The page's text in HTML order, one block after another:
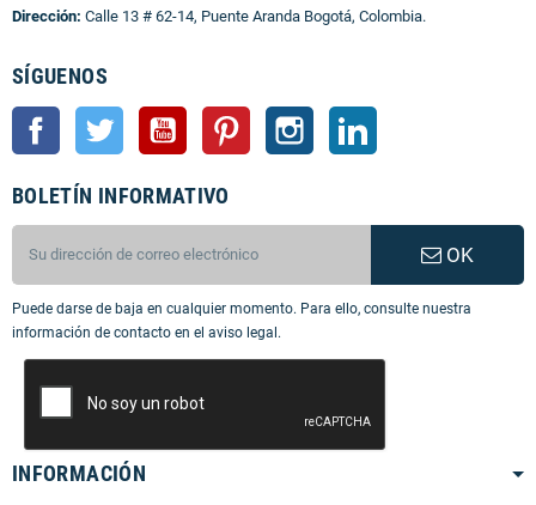
Dirección: Calle 13 # 62-14, Puente Aranda Bogotá, Colombia.
SÍGUENOS
Facebook Twitter YouTube Pinterest Instagram
BOLETÍN INFORMATIVO
OK
Puede darse de baja en cualquier momento. Para ello, consulte nuestra
información de contacto en el aviso legal.
INFORMACIÓN